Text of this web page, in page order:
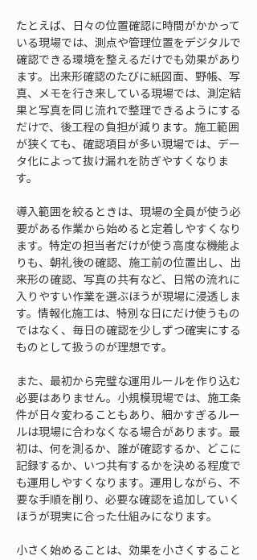
たとえば、日々の位置確認に時間がかかって
いる現場では、測点や管理位置をデジタルで
確認できる環境を整えるだけでも効果があり
ます。出来形確認のたびに紙図面、野帳、写
真、メモを行き来している現場では、測定結
果と写真を同じ流れで整理できるようにする
だけで、後工程の負担が減ります。施工範囲
が狭くても、確認項目が多い現場では、デー
タ化によって抜け漏れを防ぎやすくなりま
す。
導入範囲を絞るときは、現場の全員が使う必
要がある作業から始めると定着しやすくなり
ます。特定の担当者だけが使う高度な機能よ
りも、朝礼後の確認、施工前の位置出し、出
来形の確認、写真の共有など、日常の流れに
入りやすい作業を選ぶほうが現場に浸透しま
す。情報化施工は、特別な日にだけ使うもの
ではなく、毎日の確認を少しずつ確実にする
ものとして扱うのが理想です。
また、最初から完璧な運用ルールを作り込む
必要はありません。小規模現場では、施工条
件が日々変わることもあり、細かすぎるルー
ルは現場に合わなくなる場合があります。最
初は、何を測るか、誰が確認するか、どこに
記録するか、いつ共有するかを決める程度で
も運用しやすくなります。運用しながら、不
要な手順を削り、必要な確認を追加していく
ほうが現実に合った仕組みになります。
小さく始めることは、効果を小さくすること